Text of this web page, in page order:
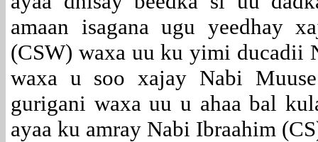
amaan isagana ugu yeedhay
(CSW) waxa uu ku yimi ducadii
waxa u soo xajay Nabi
gurigani waxa uu u ahaa bal
ayaa ku amray Nabi Ibraahim